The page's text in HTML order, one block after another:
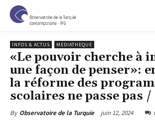
INFOS & ACTUS MEDIATHEQUE
«Le pouvoir cherche à
une façon de penser»:
la réforme des
scolaires ne passe pas /
By Observatoire de la Turquie juin 12, 2024